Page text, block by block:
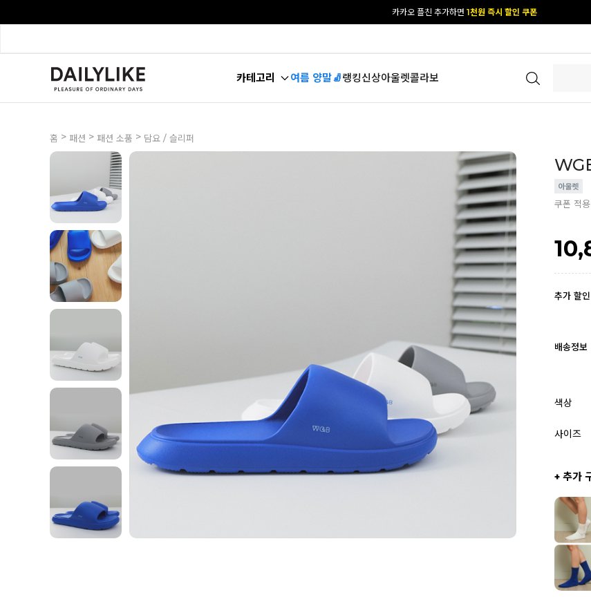
[공식몰 단독] 앱 다운받고2% 결제 할인 받기
카테고리 여름 양말🧦랭킹신상아울렛콜라보
홈 > 패션 > 패션 소품 > 담요 / 슬리퍼
쿠폰 적
추가 할인
배송정보
색상
사이즈
+ 추가